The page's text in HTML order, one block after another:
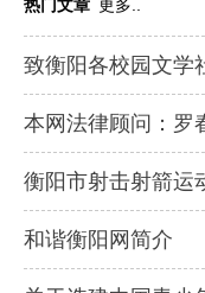
热门文章 更多..
致衡阳各校园文学
本网法律顾问：罗
衡阳市射击射箭运
和谐衡阳网简介